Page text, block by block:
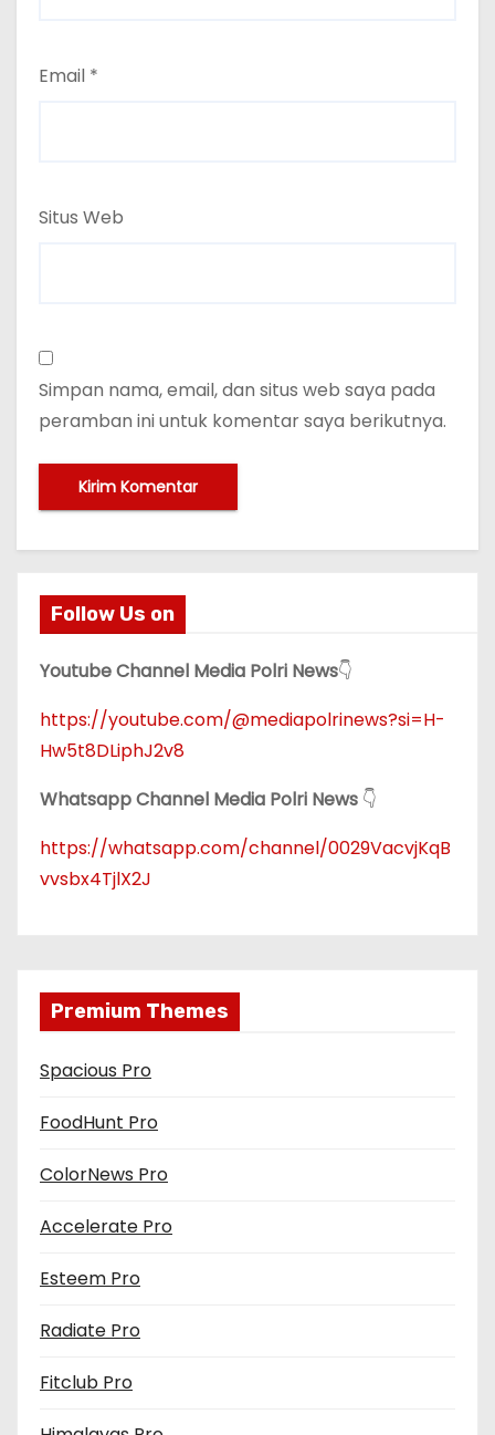
Email *
Situs Web
Simpan nama, email, dan situs web saya pada
peramban ini untuk komentar saya berikutnya.
Follow Us on
Youtube Channel Media Polri News👇
https://youtube.com/@mediapolrinews?si=H-
Hw5t8DLiphJ2v8
Whatsapp Channel Media Polri News 👇
https://whatsapp.com/channel/0029VacvjKqB
vvsbx4TjlX2J
Premium Themes
Spacious Pro
FoodHunt Pro
ColorNews Pro
Accelerate Pro
Esteem Pro
Radiate Pro
Fitclub Pro